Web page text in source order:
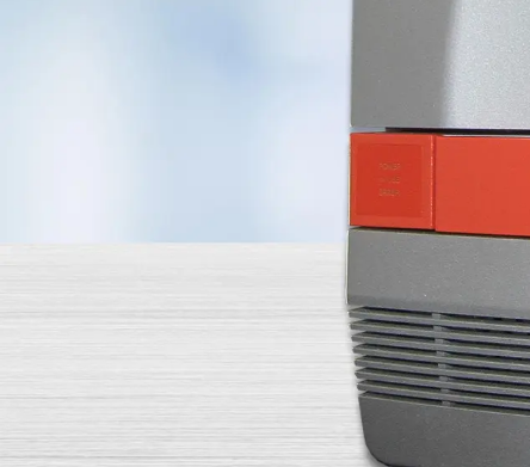
Dzisiaj omówimy wersje
Państwo z systemu BAX i
oprogramowania, które obecnie, w
Mogą Państwo korzystać ze starszej
uzyskać dostęp do wszystkich funkcji
Krótkie podsumowanie
Wersje naszego oprogramowania to